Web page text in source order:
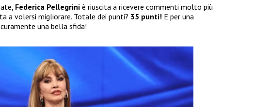
Federica Pellegrini è riuscita a ricevere commenti molto più
a volersi migliorare. Totale dei punti? 35 punti! E per una
una bella sfida!